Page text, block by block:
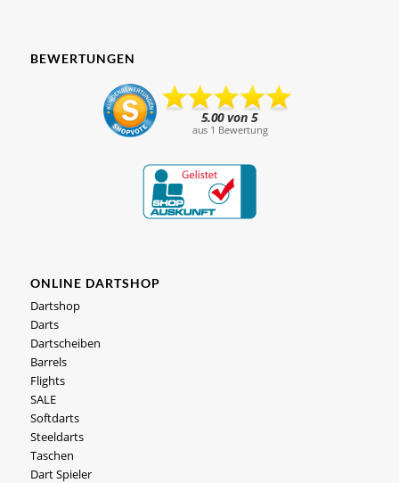
BEWERTUNGEN
ONLINE DARTSHOP
Dartshop
Darts
Dartscheiben
Barrels
Flights
SALE
Softdarts
Steeldarts
Taschen
Dart Spieler